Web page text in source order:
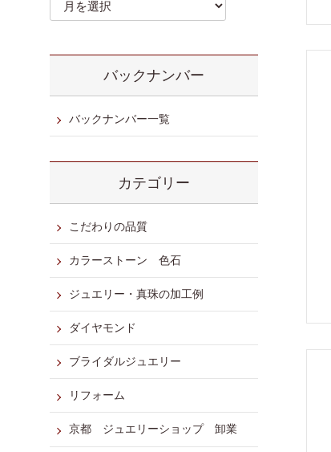
バックナンバー
バックナンバー一覧
カテゴリー
こだわりの品質
カラーストーン 色石
ジュエリー・真珠の加工例
ダイヤモンド
ブライダルジュエリー
リフォーム
京都 ジュエリーショップ 卸業